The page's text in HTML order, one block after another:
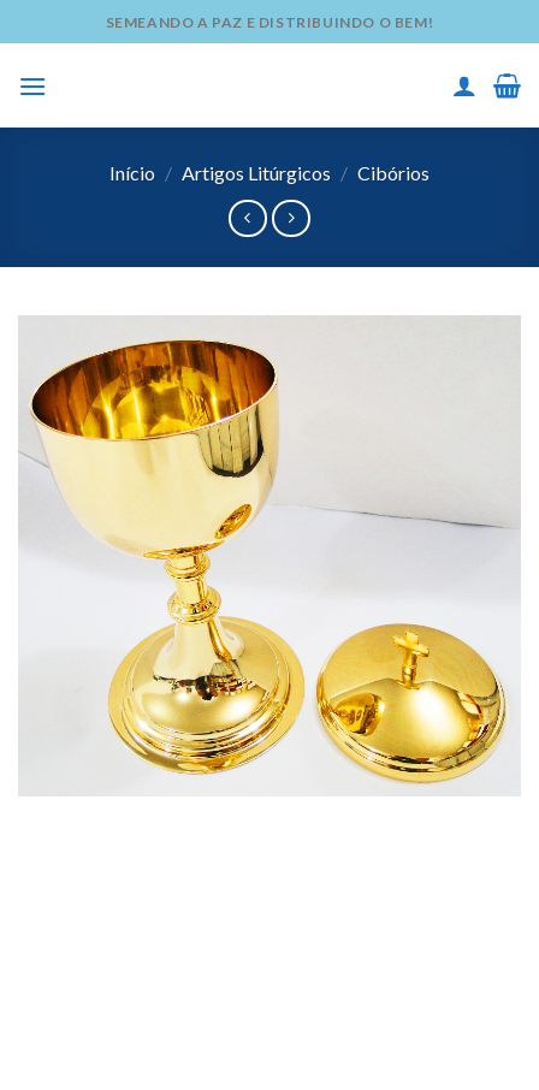
to
content
SEMEANDO A PAZ E DISTRIBUINDO O BEM!
Início / Artigos Litúrgicos / Cibórios